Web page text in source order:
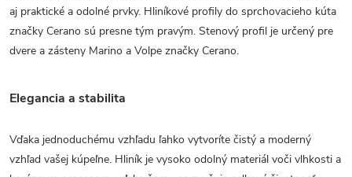
aj praktické a odolné prvky. Hliníkové profily do sprchovacieho kúta
značky Cerano sú presne tým pravým. Stenový profil je určený pre
dvere a zásteny Marino a Volpe značky Cerano.
Elegancia a stabilita
Vďaka jednoduchému vzhľadu ľahko vytvoríte čistý a moderný
vzhľad vašej kúpeľne. Hliník je vysoko odolný materiál voči vlhkosti a